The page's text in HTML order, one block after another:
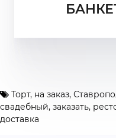
Торт, на заказ,
свадебный, заказать,
доставка